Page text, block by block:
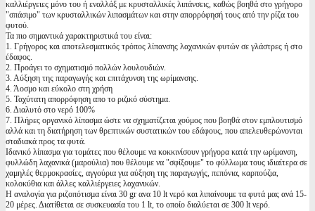
καλλιέργειες μόνο του ή εναλλάξ με κρυσταλλικές λιπάνσεις, καθώς βοηθά στο γρήγορο
"σπάσιμο" των κρυσταλλικών λιπασμάτων και στην απορρόφησή τους από την ρίζα του
φυτού.
Τα πιο σημαντικά χαρακτηριστικά του είναι:
1. Γρήγορος και αποτελεσματικός τρόπος λίπανσης λαχανικών φυτών σε γλάστρες ή στο
έδαφος.
2. Προάγει το σχηματισμό πολλών λουλουδιών.
3. Αύξηση της παραγωγής και επιτάχυνση της ωρίμανσης.
4. Άοσμο και εύκολο στη χρήση
5. Ταχύτατη απορρόφηση απο το ριζικό σύστημα.
6. Διαλυτό στο νερό 100%
7. Πλήρες οργανικό λίπασμα ώστε να σχηματίζεται χούμος που βοηθά στον εμπλουτισμό
αλλά και τη διατήρηση των θρεπτικών συστατικών του εδάφους, που απελευθερώνονται
σταδιακά προς τα φυτά.
Ιδανικό λίπασμα για τομάτες που θέλουμε να κοκκινίσουν γρήγορα κατά την ωρίμανση,
φυλλώδη λαχανικά (μαρούλια) που θέλουμε να "σφίξουμε" το φύλλωμα τους ιδιαίτερα σε
χαμηλές θερμοκρασίες, αγγούρια για αύξηση της παραγωγής, πεπόνια, καρπούζια,
κολοκύθια και άλλες καλλιέργειες λαχανικών.
Η αναλογία για ριζοπότισμα είναι 30 gr ανα 10 lt νερό και λιπαίνουμε τα φυτά μας ανά 15-
20 μέρες. Διατίθεται σε συσκευασία του 1 lt, το οποίο διαλύεται σε 300 lt νερό.